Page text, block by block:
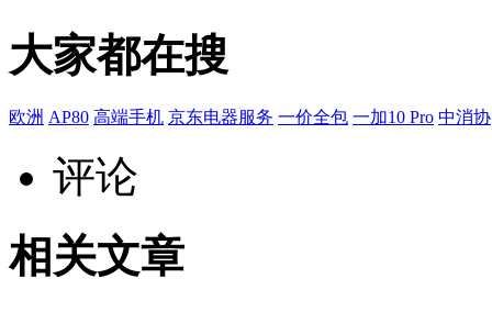
大家都在搜
欧洲 AP80 高端手机 京东电器服务 一价全包 一加10 Pro 中消协
评论
相关文章